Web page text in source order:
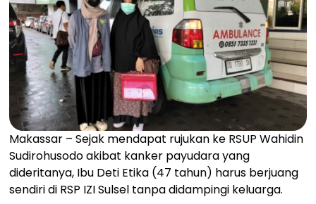
Makassar – Sejak mendapat rujukan ke RSUP Wahidin
Sudirohusodo akibat kanker payudara yang
dideritanya, Ibu Deti Etika (47 tahun) harus berjuang
sendiri di RSP IZI Sulsel tanpa didampingi keluarga.